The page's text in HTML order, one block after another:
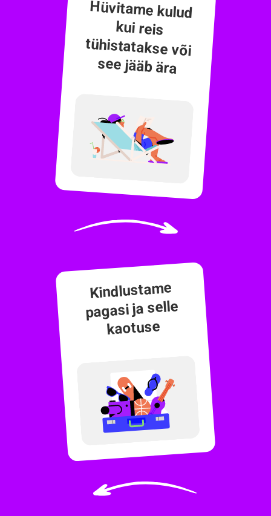
Hüvitame kulud
kui reis
tühistatakse või
see jääb ära
Kindlustame
pagasi ja selle
kaotuse